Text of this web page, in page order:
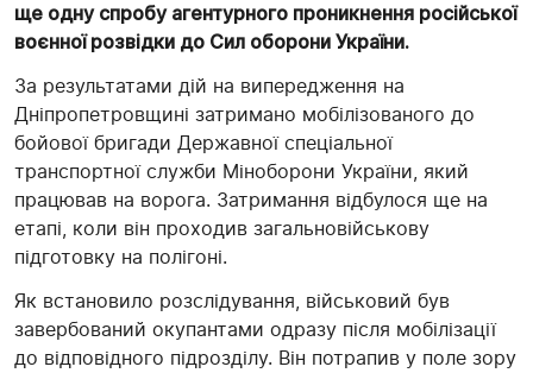
ще одну спробу агентурного проникнення російської
воєнної розвідки до Сил оборони України.
За результатами дій на випередження на
Дніпропетровщині затримано мобілізованого до
бойової бригади Державної спеціальної
транспортної служби Міноборони України, який
працював на ворога. Затримання відбулося ще на
етапі, коли він проходив загальновійськову
підготовку на полігоні.
Як встановило розслідування, військовий був
завербований окупантами одразу після мобілізації
до відповідного підрозділу. Він потрапив у поле зору